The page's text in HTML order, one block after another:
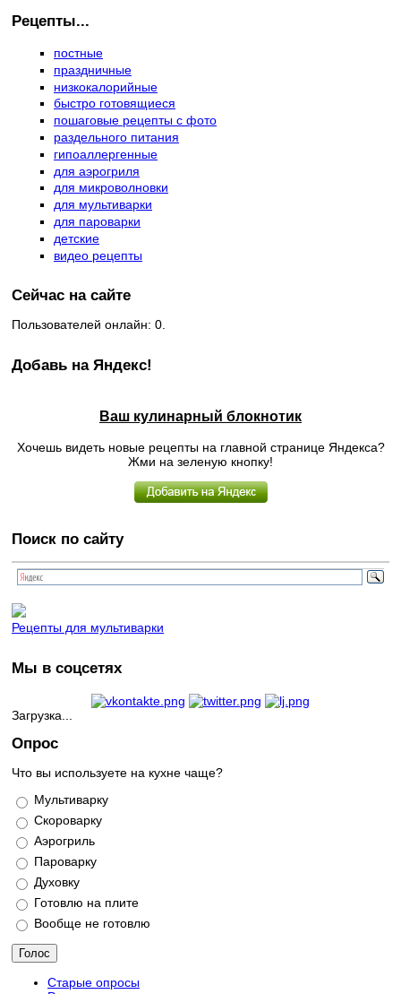
Рецепты...
постные
праздничные
низкокалорийные
быстро готовящиеся
пошаговые рецепты с фото
раздельного питания
гипоаллергенные
для аэрогриля
для микроволновки
для мультиварки
для пароварки
детские
видео рецепты
Сейчас на сайте
Пользователей онлайн: 0.
Добавь на Яндекс!
Ваш кулинарный блокнотик
Хочешь видеть новые рецепты на главной странице Яндекса?
Жми на зеленую кнопку!
Поиск по сайту
Рецепты для мультиварки
Мы в соцсетях
Загрузка...
Опрос
Что вы используете на кухне чаще?
Варианты
Мультиварку
Скороварку
Аэрогриль
Пароварку
Духовку
Готовлю на плите
Вообще не готовлю
Старые опросы